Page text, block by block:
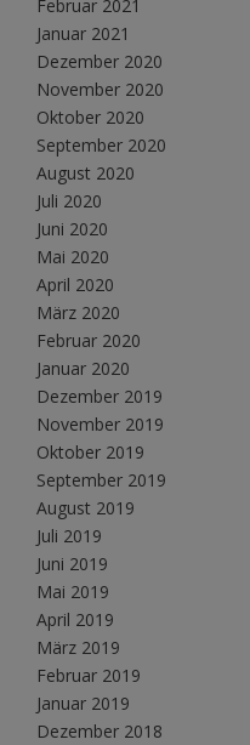
Februar 2021
Januar 2021
Dezember 2020
November 2020
Oktober 2020
September 2020
August 2020
Juli 2020
Juni 2020
Mai 2020
April 2020
März 2020
Februar 2020
Januar 2020
Dezember 2019
November 2019
Oktober 2019
September 2019
August 2019
Juli 2019
Juni 2019
Mai 2019
April 2019
März 2019
Februar 2019
Januar 2019
Dezember 2018